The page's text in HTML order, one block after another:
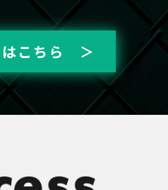
はこちら ＞